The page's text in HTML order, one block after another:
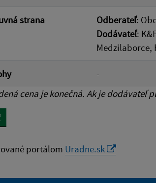
strana Odberateľ:
Dodávateľ:
Medzilaborce,
-
cena je konečná. Ak je dodávateľ
portálom Uradne.sk